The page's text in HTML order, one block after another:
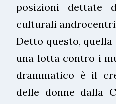
posizioni dettate
culturali
Detto questo, quella
una lotta contro i
drammatico è il
delle donne dalla